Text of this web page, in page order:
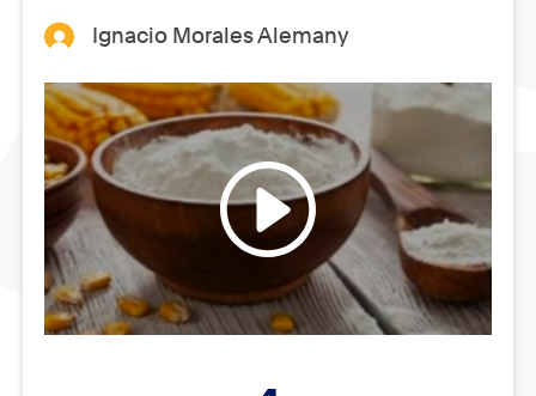
Ignacio Morales Alemany